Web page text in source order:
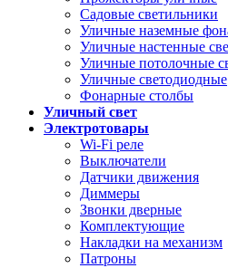
Садовые светильники
Уличные наземные
Уличные настенные
Уличные потолочные
Уличные светодиодные
Фонарные столбы
Уличный свет
Электротовары
Wi-Fi реле
Выключатели
Датчики движения
Диммеры
Звонки дверные
Комплектующие
Накладки на механизм
Патроны